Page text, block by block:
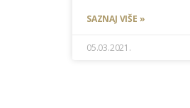
SAZNAJ VIŠE »
05.03.2021.